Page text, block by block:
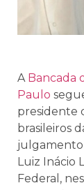
A Bancada
Paulo
presidente
brasileiros
julgamento
Luiz Inácio
Federal,